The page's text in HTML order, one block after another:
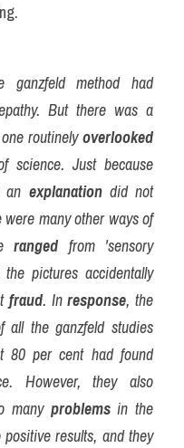
The implication was that the ganzfeld method had
But there was a
routinely overlooked
science. Just because
an explanation did not
were many other ways of
ranged from 'sensory
leakage' — where clues about the pictures accidentally
fraud. In response, the
the ganzfeld studies
per cent had found
many problems in the
experiments which could lead to positive results, and they